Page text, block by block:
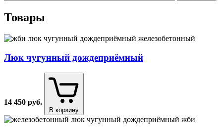
Товары
Люк чугунный дождеприёмный
14 450 руб.
В корзину